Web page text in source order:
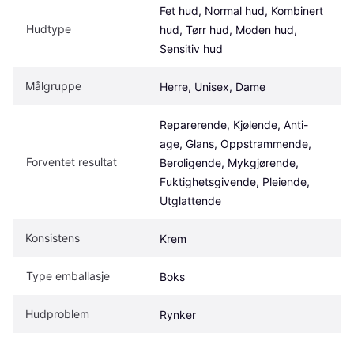
Hudtype
Fet hud, Normal hud, Kombinert
hud, Tørr hud, Moden hud,
Sensitiv hud
Målgruppe Herre, Unisex, Dame
Forventet resultat
Reparerende, Kjølende, Anti-
age, Glans, Oppstrammende,
Beroligende, Mykgjørende,
Fuktighetsgivende, Pleiende,
Utglattende
Konsistens Krem
Type emballasje Boks
Hudproblem Rynker